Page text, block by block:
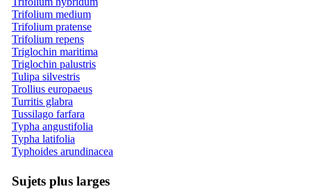
Trifolium medium
Trifolium pratense
Trifolium repens
Triglochin maritima
Triglochin palustris
Tulipa silvestris
Trollius europaeus
Turritis glabra
Tussilago farfara
Typha angustifolia
Typha latifolia
Typhoides arundinacea
Sujets plus larges